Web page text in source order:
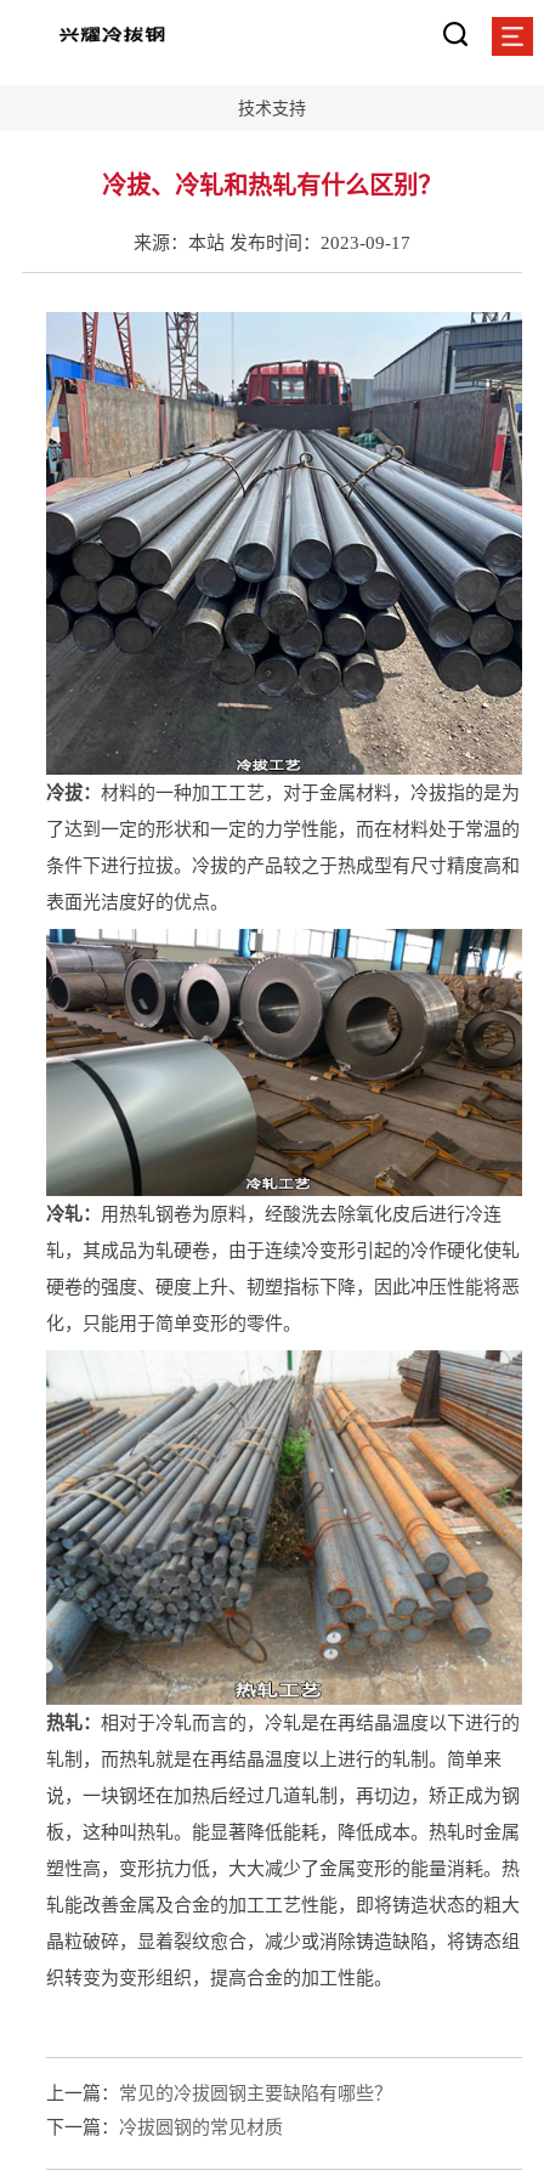
技术支持
冷拔、冷轧和热轧有什么区别？
来源：本站 发布时间：2023-09-17
冷拔： 材料的一种加工工艺，对于金属材料，冷拔指的是为
了达到一定的形状和一定的力学性能，而在材料处于常温的
条件下进行拉拔。冷拔的产品较之于热成型有尺寸精度高和
表面光洁度好的优点。
冷轧： 用热轧钢卷为原料，经酸洗去除氧化皮后进行冷连
轧，其成品为轧硬卷，由于连续冷变形引起的冷作硬化使轧
硬卷的强度、硬度上升、韧塑指标下降，因此冲压性能将恶
化，只能用于简单变形的零件。
热轧： 相对于冷轧而言的，冷轧是在再结晶温度以下进行的
轧制，而热轧就是在再结晶温度以上进行的轧制。简单来
说，一块钢坯在加热后经过几道轧制，再切边，矫正成为钢
板，这种叫热轧。能显著降低能耗，降低成本。热轧时金属
塑性高，变形抗力低，大大减少了金属变形的能量消耗。热
轧能改善金属及合金的加工工艺性能，即将铸造状态的粗大
晶粒破碎，显着裂纹愈合，减少或消除铸造缺陷，将铸态组
织转变为变形组织，提高合金的加工性能。
上一篇： 常见的冷拔圆钢主要缺陷有哪些？
下一篇： 冷拔圆钢的常见材质